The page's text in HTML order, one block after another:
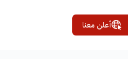
أعلن معنا